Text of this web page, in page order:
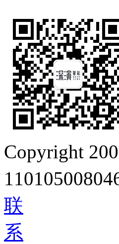
Copyright
联
系